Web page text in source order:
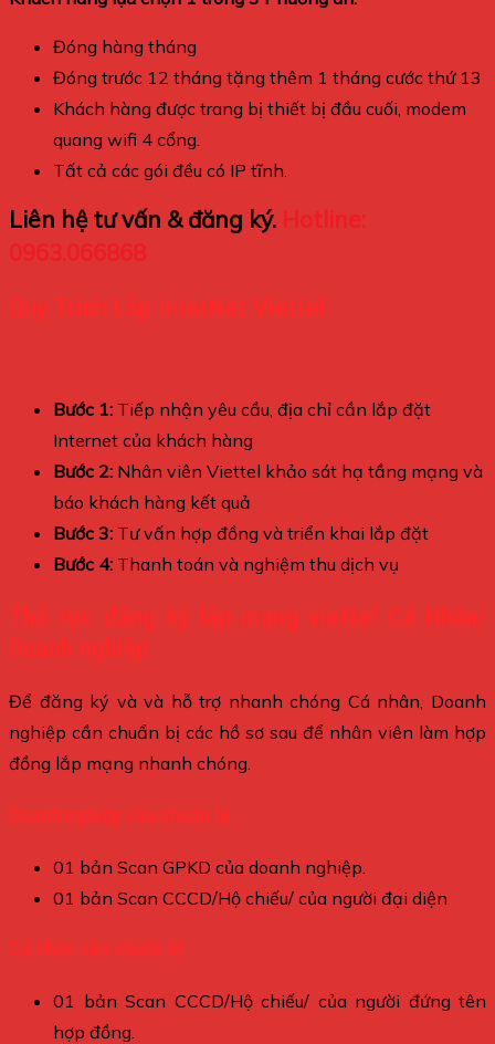
Đóng hàng tháng
Đóng trước 12 tháng tặng thêm 1 tháng cước thứ 13
Khách hàng được trang bị thiết bị đầu cuối, modem
quang wifi 4 cổng.
Tất cả các gói đều có IP tĩnh.
Liên hệ tư vấn & đăng ký.
Hotline:
0963.066868
Quy Trình Lắp InterNet Viettel
Bước 1: Tiếp nhận yêu cầu, địa chỉ cần lắp đặt
Internet của khách hàng
Bước 2: Nhân viên Viettel khảo sát hạ tầng mạng và
báo khách hàng kết quả
Bước 3: Tư vấn hợp đồng và triển khai lắp đặt
Bước 4: Thanh toán và nghiệm thu dịch vụ
Thủ tục đăng ký lắp mạng viettel Cá Nhân/
Doanh nghiệp
Để đăng ký và và hỗ trợ nhanh chóng Cá nhân, Doanh
nghiệp cần chuẩn bị các hồ sơ sau để nhân viên làm hợp
đồng lắp mạng nhanh chóng.
Doanh nghiệp cần chuẩn bị :
01 bản Scan GPKD của doanh nghiệp.
01 bản Scan CCCD/Hộ chiếu/ của người đại diện
Cá nhân cần chuẩn bị
01 bản Scan CCCD/Hộ chiếu/ của người đứng tên
hợp đồng.